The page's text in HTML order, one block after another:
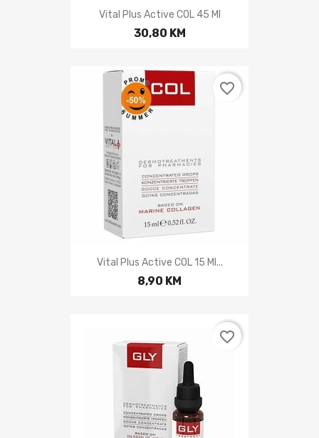
Vital Plus Active COL 45 Ml
30,80 KM
Vital Plus Active COL 15 Ml...
8,90 KM
favorite_border
favorite_border